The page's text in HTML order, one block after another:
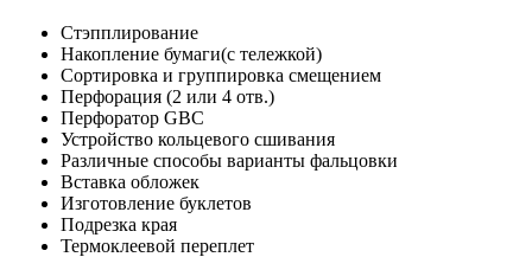
Стэпплирование
Накопление бумаги(с тележкой)
Сортировка и группировка смещением
Перфорация (2 или 4 отв.)
Перфоратор GBC
Устройство кольцевого сшивания
Различные способы варианты фальцовки
Вставка обложек
Изготовление буклетов
Подрезка края
Термоклеевой переплет